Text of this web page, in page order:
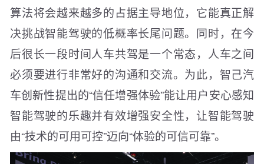
算法将会越来越多的占据主导地位，它能真正解
决挑战智能驾驶的低概率长尾问题。同时，在今
后很长一段时间人车共驾是一个常态，人车之间
必须要进行非常好的沟通和交流。为此，智己汽
车创新性提出的“信任增强体验”能让用户安心感知
智能驾驶的乐趣并有效增强安全性，让智能驾驶
由“技术的可用可控”迈向“体验的可信可靠”。